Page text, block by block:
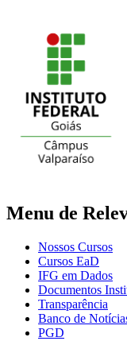
Menu de
Nossos Cursos
Cursos EaD
IFG em Dados
Documentos
Transparência
Banco de
PGD